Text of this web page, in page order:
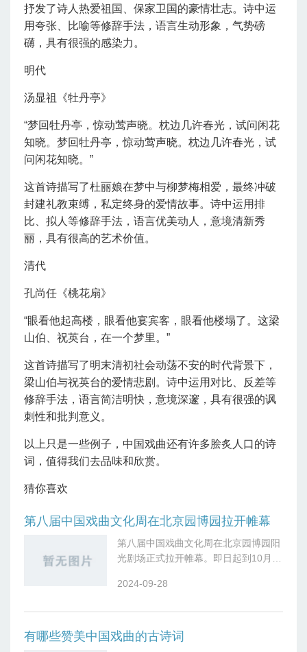
抒发了诗人热爱祖国、保家卫国的豪情壮志。诗中运
用夸张、比喻等修辞手法，语言生动形象，气势磅
礴，具有很强的感染力。
明代
汤显祖《牡丹亭》
“梦回牡丹亭，惊动莺声晓。枕边几许春光，试问闲花
知晓。梦回牡丹亭，惊动莺声晓。枕边几许春光，试
问闲花知晓。”
这首诗描写了杜丽娘在梦中与柳梦梅相爱，最终冲破
封建礼教束缚，私定终身的爱情故事。诗中运用排
比、拟人等修辞手法，语言优美动人，意境清新秀
丽，具有很高的艺术价值。
清代
孔尚任《桃花扇》
“眼看他起高楼，眼看他宴宾客，眼看他楼塌了。这梁
山伯、祝英台，在一个梦里。”
这首诗描写了明末清初社会动荡不安的时代背景下，
梁山伯与祝英台的爱情悲剧。诗中运用对比、反差等
修辞手法，语言简洁明快，意境深邃，具有很强的讽
刺性和批判意义。
以上只是一些例子，中国戏曲还有许多脍炙人口的诗
词，值得我们去品味和欣赏。
猜你喜欢
第八届中国戏曲文化周在北京园博园拉开帷幕
第八届中国戏曲文化周在北京园博园阳
光剧场正式拉开帷幕。即日起到10月3
园游客能赏秋意园林，品古音戏韵。今
2024-09-28
有哪些赞美中国戏曲的古诗词